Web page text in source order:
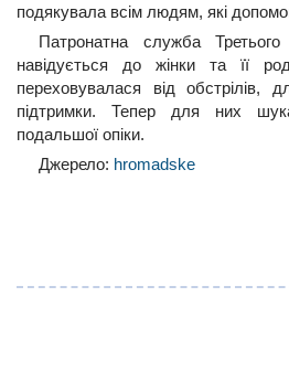
подякувала всім людям, які
Патронатна служба Третього
навідується до жінки та її
переховувалася від обстрілів,
підтримки. Тепер для них
подальшої опіки.
Джерело: hromadske